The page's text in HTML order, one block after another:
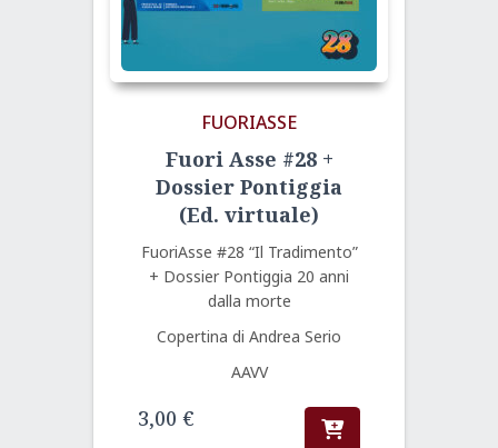
FUORIASSE
Fuori Asse #28 +
Dossier Pontiggia
(Ed. virtuale)
FuoriAsse #28 “Il Tradimento”
+ Dossier Pontiggia 20 anni
dalla morte
Copertina di Andrea Serio
AAVV
3,00 €